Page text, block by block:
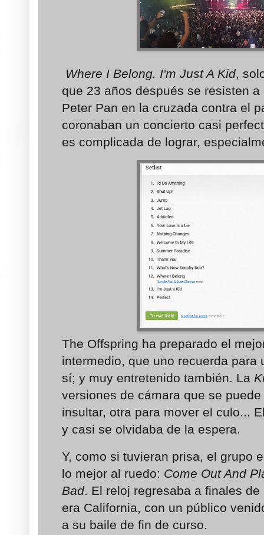
Where I Belong. I'm Just A Kid,
que 23 años después se resisten
Peter Pan en la cruzada contra el
coronaban un concierto casi
es complicada de lograr,
The Offspring ha preparado el
intermedio, que uno recuerda para
sí; y muy entretenido también. La
versiones de cámara que se
insultar, otra para mover el culo...
y casi se olvidaba de la espera.
Y, como si tuvieran prisa, el grupo
lo mejor al ruedo: Come Out And
Bad. El reloj regresaba a finales
era California, con un público
a su baile de fin de curso.